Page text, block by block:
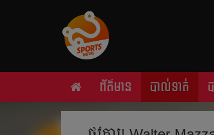
ព័ត៌មាន បាល់ទាត់